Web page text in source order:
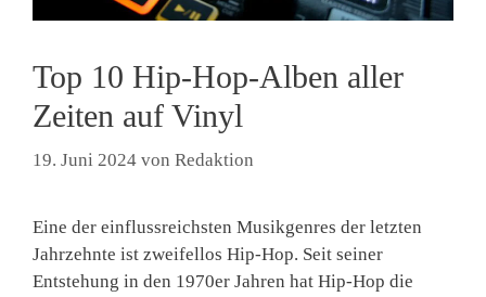
Top 10 Hip-Hop-Alben aller
Zeiten auf Vinyl
19. Juni 2024 von Redaktion
Eine der einflussreichsten Musikgenres der letzten
Jahrzehnte ist zweifellos Hip-Hop. Seit seiner
Entstehung in den 1970er Jahren hat Hip-Hop die